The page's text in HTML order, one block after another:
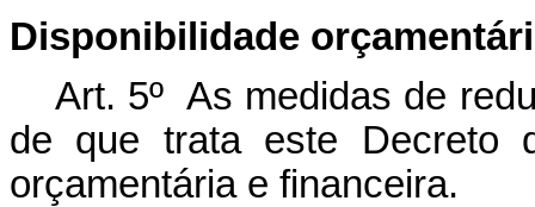
Disponibilidade
Art. 5º As medidas de
de que trata este Decreto
orçamentária e financeira.